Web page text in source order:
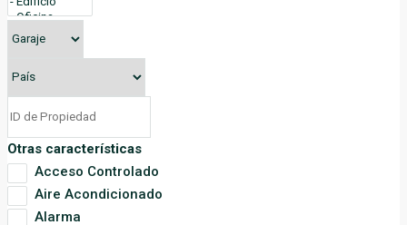
Otras características
Acceso Controlado
Aire Acondicionado
Alarma